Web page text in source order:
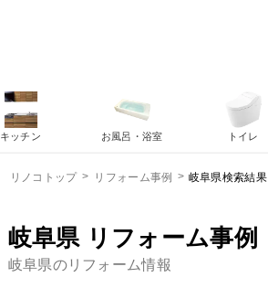
リノコトップ リフォーム事例 岐阜県検索結果
岐阜県 リフォーム事例
岐阜県のリフォーム情報
キッチン お風呂・浴室 トイレ